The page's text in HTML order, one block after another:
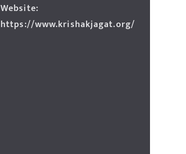
Website:
https://www.krishakjagat.org/